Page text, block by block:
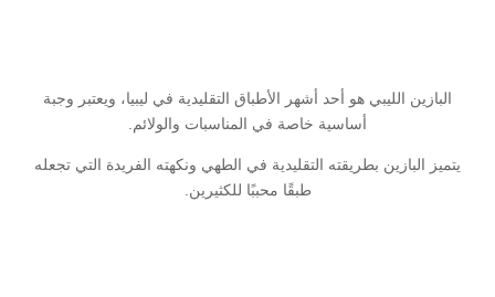
البازين الليبي هو أحد أشهر الأطباق التقليدية في ليبيا، ويعتبر وجبة
أساسية خاصة في المناسبات والولائم.
يتميز البازين بطريقته التقليدية في الطهي ونكهته الفريدة التي تجعله
طبقًا محببًا للكثيرين.